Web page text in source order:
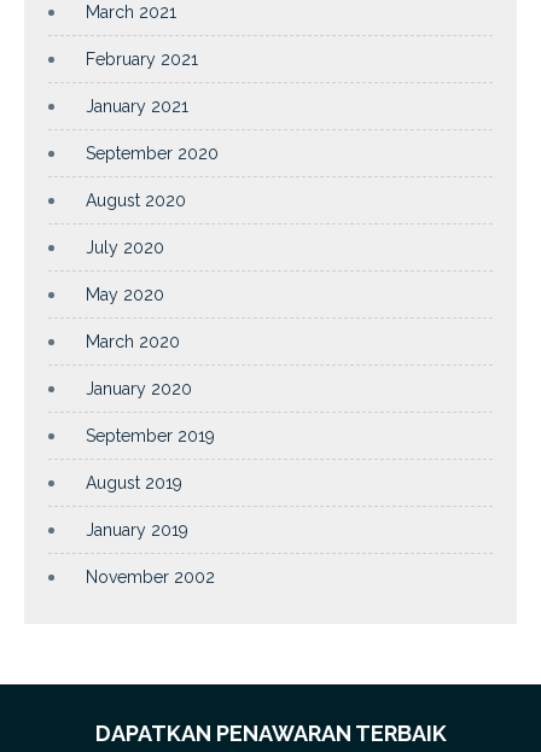
March 2021
February 2021
January 2021
September 2020
August 2020
July 2020
May 2020
March 2020
January 2020
September 2019
August 2019
January 2019
November 2002
DAPATKAN PENAWARAN TERBAIK